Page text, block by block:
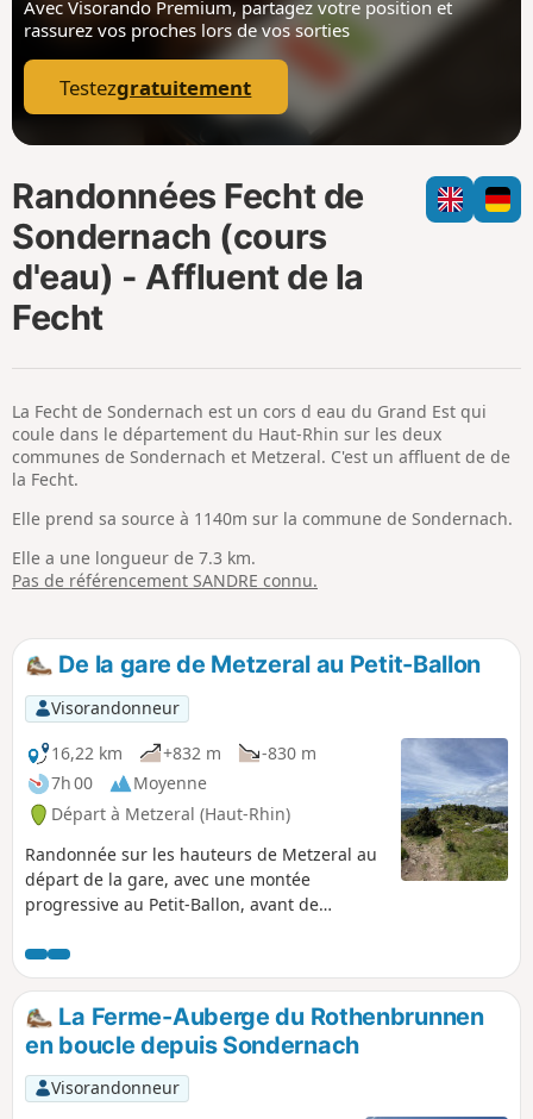
m
p
Avec Visorando Premium, partagez votre position et
rassurez vos proches lors de vos sorties
Testezgratuitement
Randonnées Fecht de
Sondernach (cours
d'eau) - Affluent de la
Fecht
La Fecht de Sondernach est un cors d eau du Grand Est qui
coule dans le département du Haut-Rhin sur les deux
communes de Sondernach et Metzeral. C'est un affluent de de
la Fecht.
Elle prend sa source à 1140m sur la commune de Sondernach.
Elle a une longueur de 7.3 km.
Pas de référencement SANDRE connu.
De la gare de Metzeral au Petit-Ballon
Visorandonneur
16,22 km
+832 m
-830 m
7h 00
Moyenne
Départ à Metzeral (Haut-Rhin)
Randonnée sur les hauteurs de Metzeral au
départ de la gare, avec une montée
progressive au Petit-Ballon, avant de
Grothkopf et de redescendre vers le village
par le versant de Brietenbach. Tout au long
du parcours, vous profiterez de belles vues
sur les collines environnantes ou les villages
de la vallée.
La Ferme-Auberge du Rothenbrunnen
en boucle depuis Sondernach
Visorandonneur